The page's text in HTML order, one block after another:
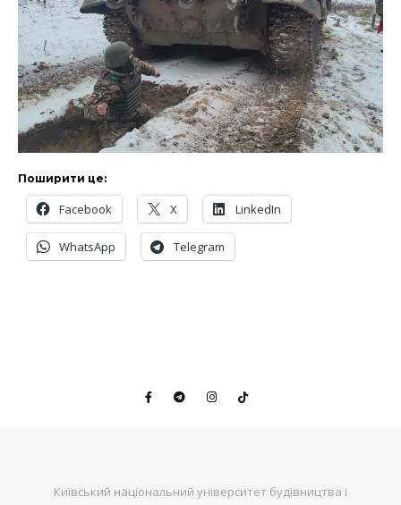
Поширити це:
Facebook X LinkedIn
WhatsApp Telegram
Київський національний університет будівництва і